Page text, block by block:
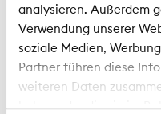
analysieren. Außerdem
Verwendung unserer
soziale Medien,
Partner führen diese
weiteren Daten
haben oder die sie im
Size:
Type:
PDF
Created:
2024-02-05
Changed:
2024-02-05